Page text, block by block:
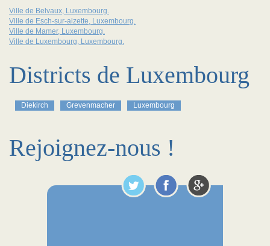
Ville de Belvaux, Luxembourg.
Ville de Esch-sur-alzette, Luxembourg.
Ville de Mamer, Luxembourg.
Ville de Luxembourg, Luxembourg.
Districts de Luxembourg
Diekirch Grevenmacher Luxembourg
Rejoignez-nous !